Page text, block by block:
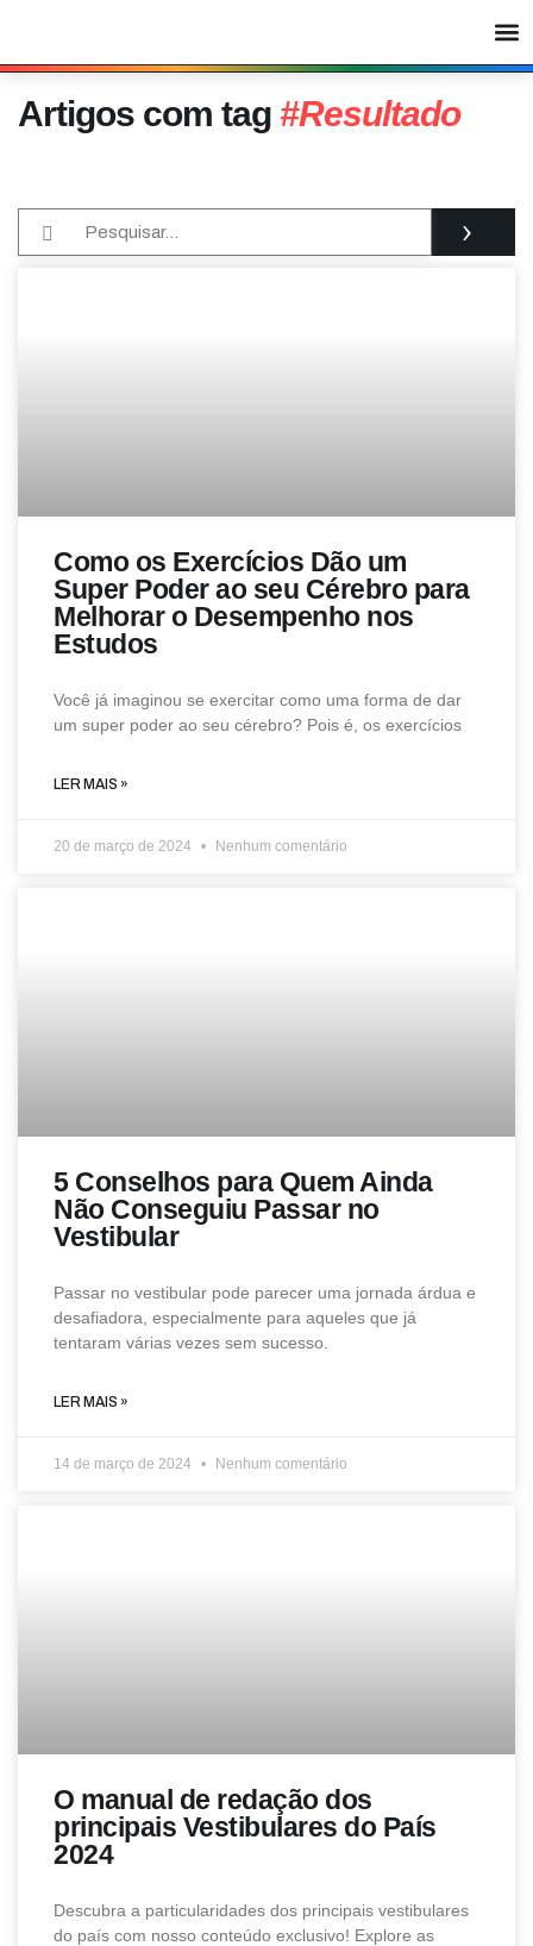
Artigos com tag #Resultado
›
Como os Exercícios Dão um
Super Poder ao seu Cérebro para
Melhorar o Desempenho nos
Estudos
Você já imaginou se exercitar como uma forma de dar
um super poder ao seu cérebro? Pois é, os exercícios
LER MAIS »
20 de março de 2024 Nenhum comentário
5 Conselhos para Quem Ainda
Não Conseguiu Passar no
Vestibular
Passar no vestibular pode parecer uma jornada árdua e
desafiadora, especialmente para aqueles que já
tentaram várias vezes sem sucesso.
LER MAIS »
14 de março de 2024 Nenhum comentário
O manual de redação dos
principais Vestibulares do País
2024
Descubra a particularidades dos principais vestibulares
do país com nosso conteúdo exclusivo! Explore as